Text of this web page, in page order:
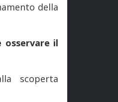
della
osservare il
scoperta